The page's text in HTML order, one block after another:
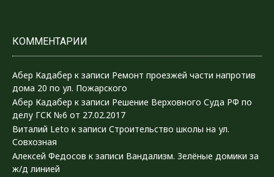
КОММЕНТАРИИ
Абер Кадабер к записи Ремонт проезжей части напротив
дома 20 по ул. Пожарского
Абер Кадабер к записи Решение Верховного Суда РФ по
делу ГСК №6 от 27.02.2017
Виталий Leto к записи Строительство школы на ул.
Совхозная
Алексей Федосов к записи Вандализм. Зелёные домики за
ж/д линией